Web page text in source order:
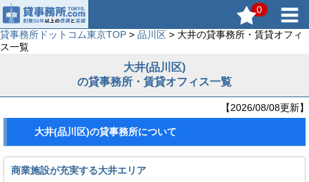
0
貸事務所ドットコム東京TOP > 品川区 > 大井の貸事務所・賃貸オフィ
ス一覧
大井(品川区)
の貸事務所・賃貸オフィス一覧
【2026/08/08更新】
大井(品川区)の貸事務所について
商業施設が充実する大井エリア